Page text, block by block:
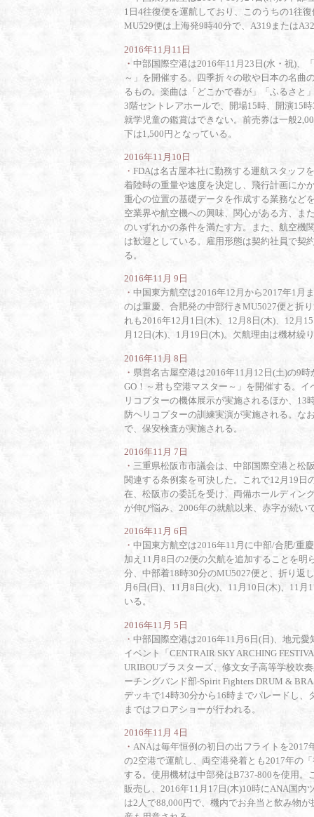
1日4往復便を運航しており、このうちの1往
MU529便は上海発9時40分で、A319または
2016年11月11日
・ 中部国際空港は2016年11月23日(水・祝)、
～」を開催する。四季折々の歌や日本の名曲
るもの。楽曲は「どこかで春が」「ふるさと
3階セントレアホールで、開場15時、開演15
就学児童の鑑賞はできない。前売券は一般
下は1,500円となっている。
2016年11月10日
・ FDAは名古屋本社に勤務する運航スタッフ
着陸時の重量や速度を決定し、飛行計画にか
重心の位置の基礎データを作成する業務など
空業界や航空機への興味、関心がある方、ま
のいずれかの条件を満たす方。また、航空機
は歓迎としている。雇用形態は契約社員で契
る。
2016年11月 9日
・ 中国東方航空は2016年12月から2017年1月
のは重慶、合肥発の中部行きMU5027便と折
れも2016年12月1日(木)、12月8日(木)、12月
月12日(木)、1月19日(木)。欠航理由は機材繰
2016年11月 8日
・ 県営名古屋空港は2016年11月12日(土)の9
GO！～君も空港マスター～」を開催する。
リコプターの機体展示が実施されるほか、13
防ヘリコプターの訓練実演が実施される。な
で、保安検査が実施される。
2016年11月 7日
・ 三重県松阪市市議会は、中部国際空港と松
関連する条例案を可決した。これで12月19
在、松阪市の委託を受け、両備ホールディン
が伸び悩み、2006年の就航以来、赤字が続い
2016年11月 6日
・ 中国東方航空は2016年11月に中部/合肥/重
加え11月8日の2便の欠航を追加することを明
分、中部着18時30分のMU5027便と、折り返
月6日(日)、11月8日(火)、11月10日(木)、11
いる。
2016年11月 5日
・ 中部国際空港は2016年11月6日(日)、地元
イベント「CENTRAIR SKY ARCHING
URIBOUブラスターズ、修文女子高等学校吹
ーチングバンド部-Spirit Fighters DRUM &
デッキで14時30分から16時までパレードし
まではフロアショーが行われる。
2016年11月 4日
・ ANAは毎年恒例の初日の出フライトを
の2空港で運航し、両空港発着とも2017年の
する。使用機材は中部発はB737-800を使用
販売し、2016年11月17日(木)10時にANA国
は2人で88,000円で、機内でお弁当と飲み物